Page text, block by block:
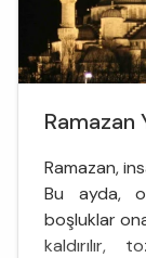
Ramazan
Ramazan,
Bu ayda,
boşluklar
kaldırılır,